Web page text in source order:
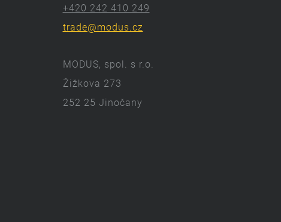
+420 242 410 249
trade@modus.cz
MODUS, spol. s r.o.
Žižkova 273
252 25 Jinočany